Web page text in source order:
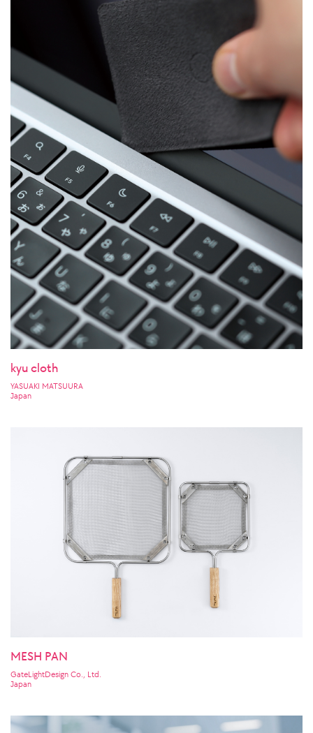
kyu cloth
YASUAKI MATSUURA
Japan
MESH PAN
GateLightDesign Co., Ltd.
Japan